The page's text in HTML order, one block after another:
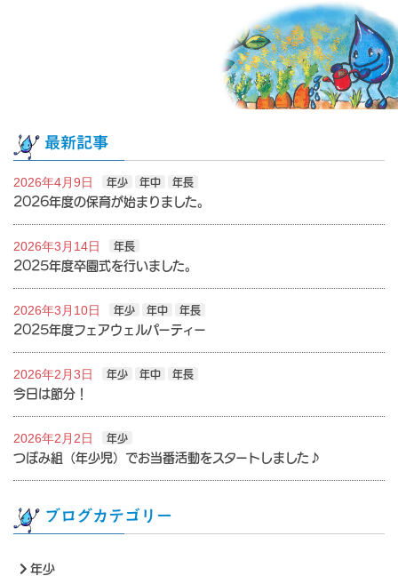
最新記事
2026年4月9日 年少 年中 年長
2026年度の保育が始まりました。
2026年3月14日 年長
2025年度卒園式を行いました。
2026年3月10日 年少 年中 年長
2025年度フェアウェルパーティー
2026年2月3日 年少 年中 年長
今日は節分！
2026年2月2日 年少
つぼみ組（年少児）でお当番活動をスタートしました♪
ブログカテゴリー
年少